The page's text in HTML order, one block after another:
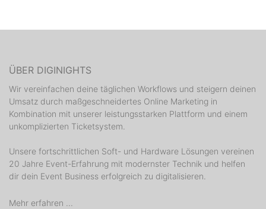
ÜBER DIGINIGHTS
Wir vereinfachen deine täglichen Workflows und steigern deinen
Umsatz durch maßgeschneidertes Online Marketing in
Kombination mit unserer leistungsstarken Plattform und einem
unkomplizierten Ticketsystem.
Unsere fortschrittlichen Soft- und Hardware Lösungen vereinen
20 Jahre Event-Erfahrung mit modernster Technik und helfen
dir dein Event Business erfolgreich zu digitalisieren.
Mehr erfahren ...